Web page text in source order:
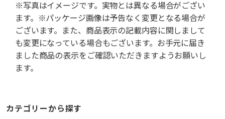
※写真はイメージです。実物とは異なる場合がござい
ます。※パッケージ画像は予告なく変更となる場合が
ございます。また、商品表示の記載内容に関しまして
も変更になっている場合もございます。お手元に届き
ました商品の表示をご確認いただきますようお願いし
ます。
カテゴリーから探す